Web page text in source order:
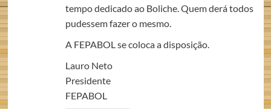
tempo dedicado ao Boliche. Quem derá todos
pudessem fazer o mesmo.
A FEPABOL se coloca a disposição.
Lauro Neto
Presidente
FEPABOL